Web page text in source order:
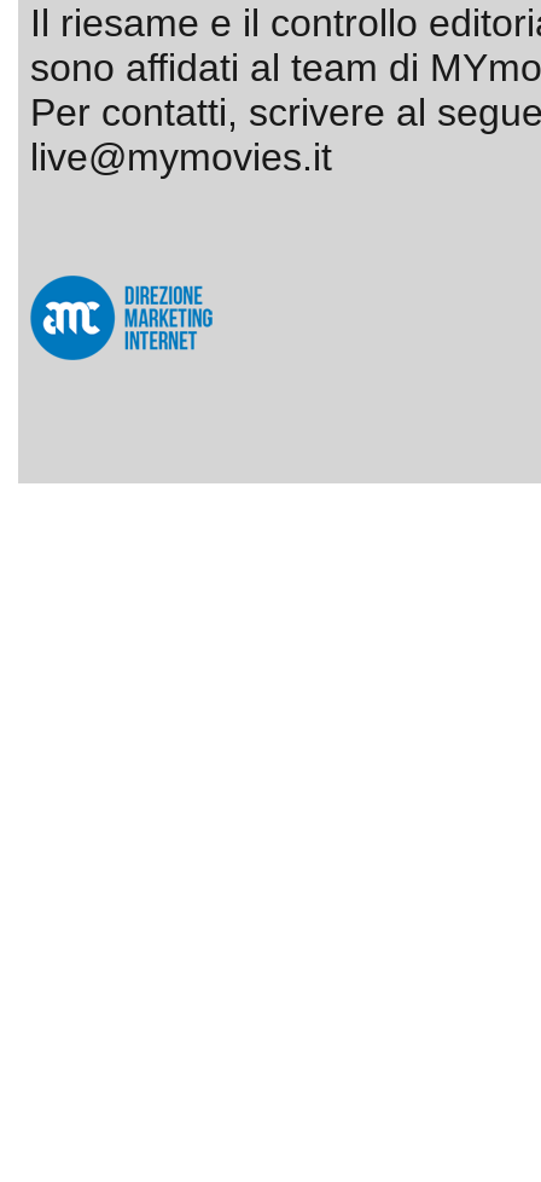
Il riesame e il controllo
sono affidati al team di
Per contatti, scrivere al
live@mymovies.it